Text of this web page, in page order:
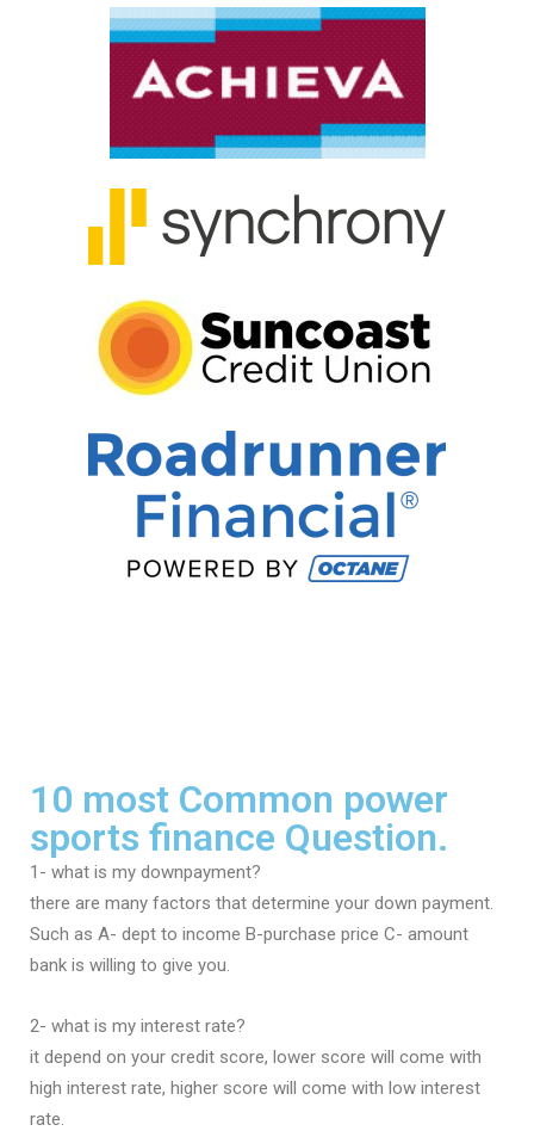
10 most Common power
sports finance Question.
1- what is my downpayment?
there are many factors that determine your down payment.
Such as A- dept to income B-purchase price C- amount
bank is willing to give you.
2- what is my interest rate?
it depend on your credit score, lower score will come with
high interest rate, higher score will come with low interest
rate.